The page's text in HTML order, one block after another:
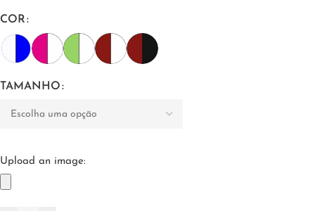
COR
TAMANHO
Upload an image: